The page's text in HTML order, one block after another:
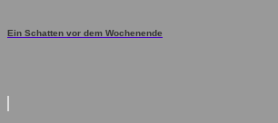
Ein Schatten vor dem Wochenende